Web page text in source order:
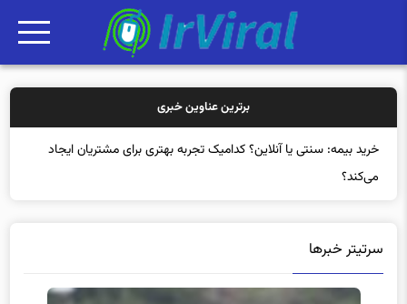
برترین عناوین خبری
خرید بیمه: سنتی یا آنلاین؟ کدامیک تجربه بهتری برای مشتریان ایجاد
می‌کند؟
سرتیتر خبرها